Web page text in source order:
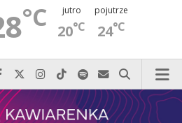
°C jutro
20°C
pojutrze
24°C
po prostu do nas zadzwoń
Odwiedź nas na Facebook-u
Odwiedź nas na X
Odwiedź nas na Instagram-ie
Odwiedź nas na TikTok-u
Szukaj nas na Spotify
Wyślij do nas
Szukaj